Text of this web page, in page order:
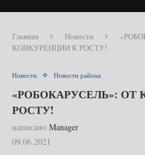
Главная Новости
КОНКУРЕНЦИИ К РОСТУ!
Новости Новости района
«РОБОКАРУСЕЛЬ»:
РОСТУ!
написано Manager
09.06.2021